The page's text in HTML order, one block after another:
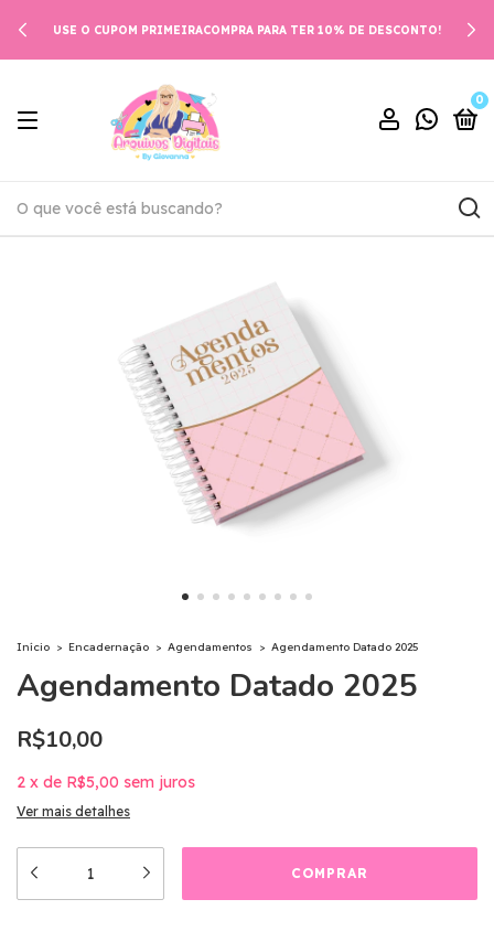
USE O CUPOM PRIMEIRACOMPRA PARA TER 10% DE DESCONTO!
0
Início > Encadernação > Agendamentos > Agendamento Datado 2025
Agendamento Datado 2025
R$10,00
2 x de R$5,00 sem juros
Ver mais detalhes